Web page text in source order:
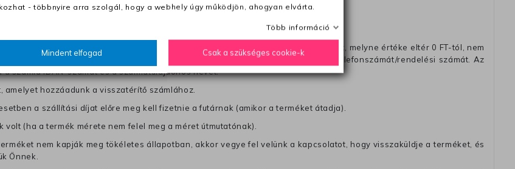
-vissza út)
termékeket, vagy más futárral is elküldheti. Olyan utávéttel küldött csomagot, melyne értéke eltér 0 FT-tól, nem
könnyebb azonosítása érdekében tegyen egy megjegyzést, amelyre felírja telefonszámát/rendelési számát. Az
számla IBAN-számát és a számlatulajdonos nevét.
hozzáadunk a visszatérítő számlához.
a szállítási díjat előre meg kell fizetnie a futárnak (amikor a terméket átadja).
(ha a termék mérete nem felel meg a méret útmutatónak).
nem kapják meg tökéletes állapotban, akkor vegye fel velünk a kapcsolatot, hogy visszaküldje a terméket, és
Önnek.
- többnyire arra szolgál, hogy a webhely úgy működjön, ahogyan elvárta.
Több információ
Mindent elfogad Csak a szükséges cookie-k